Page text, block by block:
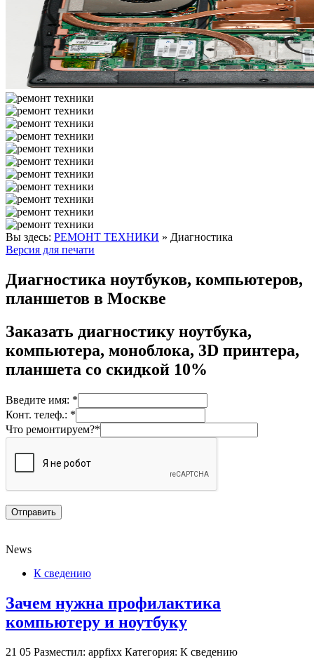
Вы здесь: РЕМОНТ ТЕХНИКИ » Диагностика
Версия для печати
Диагностика ноутбуков, компьютеров,
планшетов в Москве
Заказать диагностику ноутбука,
компьютера, моноблока, 3D принтера,
планшета со скидкой 10%
Введите имя: *
Конт. телеф.: *
Что ремонтируем?*
News
К сведению
Зачем нужна профилактика
компьютеру и ноутбуку
21 05 Разместил: appfixx Категория: К сведению